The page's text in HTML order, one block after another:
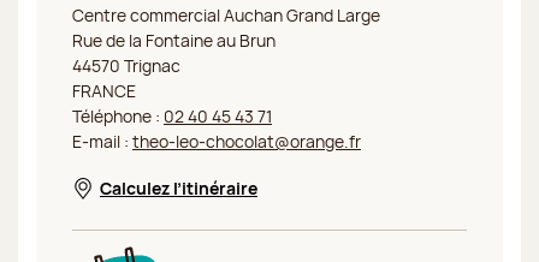
Jeff de Bruges Trignac
Centre commercial Auchan Grand Large
Rue de la Fontaine au Brun
44570 Trignac
FRANCE
Téléphone : 02 40 45 43 71
E-mail : theo-leo-chocolat@orange.fr
Nouvelle fenêtre
Calculez l’itinéraire